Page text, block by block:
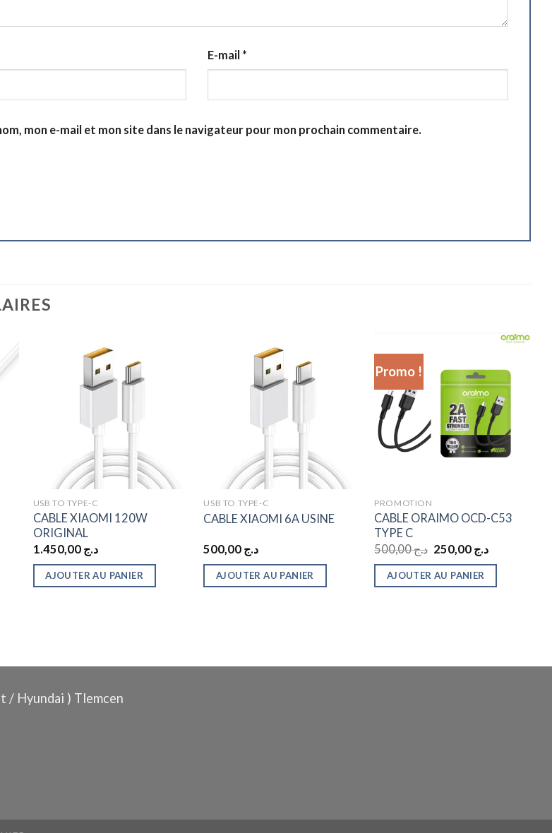
E-mail *
mon e-mail et mon site dans le navigateur pour mon prochain commentaire.
USB TO TYPE-C
CABLE XIAOMI 120W
ORIGINAL
د.ج 1.450,00
AJOUTER AU PANIER
USB TO TYPE-C
CABLE XIAOMI 6A USINE
د.ج
AJOUTER AU PANIER
Promo !
PROMOTION
CABLE ORAIMO OCD-C53
TYPE C
د.ج500,00
Le
initial
était :
د.ج 250,00
Le
AJOUTER AU PANIER
/ Hyundai ) Tlemcen